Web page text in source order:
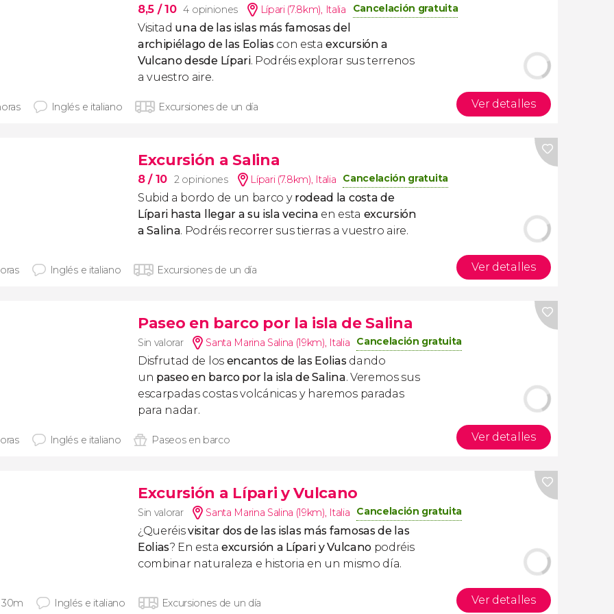
8,5 / 10 4 opiniones Lípari (7.8km), Italia Cancelación gratuita
Visitad una de las islas más famosas del
archipiélago de las Eoliascon esta excursión a
Vulcano desde Lípari. Podréis explorar sus terrenos
a vuestro aire.
Inglés e italiano Excursiones de un día Ver detalles
Excursión a Salina
8/ 10 2 opiniones Lípari (7.8km), Italia Cancelación gratuita
Subid a bordo de un barco y rodead la costa de
Lípari hasta llegar a su isla vecina en esta excursión
a Salina. Podréis recorrer sus tierras a vuestro aire.
Inglés e italiano Excursiones de un día Ver detalles
Paseo en barco por la isla de Salina
Sin valorar Santa Marina Salina (19km), Italia Cancelación gratuita
Disfrutad de los encantos de las Eolias dando
un paseo en barco por la isla de Salina. Veremos sus
escarpadas costas volcánicas y haremos paradas
para nadar.
Inglés e italiano Paseos en barco Ver detalles
Excursión a Lípari y Vulcano
Sin valorar Santa Marina Salina (19km), Italia Cancelación gratuita
¿Queréisvisitar dos de las islas más famosas de las
Eolias? En esta excursión a Lípari y Vulcanopodréis
combinar naturaleza e historia en un mismo día.
Inglés e italiano Excursiones de un día Ver detalles